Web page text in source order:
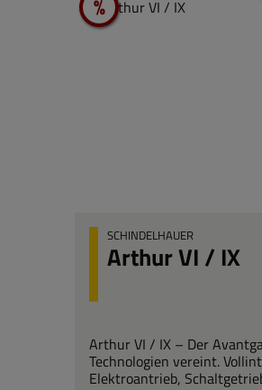
Rabatt
SCHINDELHAUER
Arthur VI / IX
Arthur VI / IX – Der
Technologien vereint.
Elektroantrieb,